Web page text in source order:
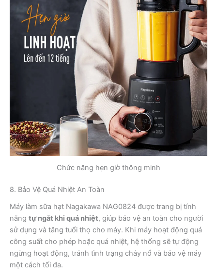
Chức năng hẹn giờ thông minh
8. Bảo Vệ Quá Nhiệt An Toàn
Máy làm sữa hạt Nagakawa NAG0824 được trang bị tính
năng tự ngắt khi quá nhiệt, giúp bảo vệ an toàn cho người
sử dụng và tăng tuổi thọ cho máy. Khi máy hoạt động quá
công suất cho phép hoặc quá nhiệt, hệ thống sẽ tự động
ngừng hoạt động, tránh tình trạng cháy nổ và bảo vệ máy
một cách tối đa.